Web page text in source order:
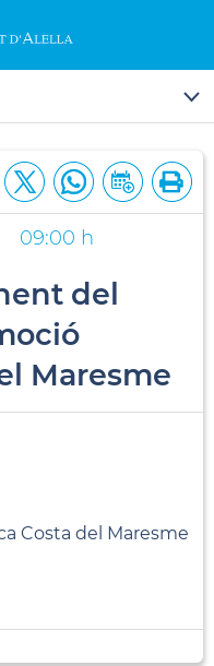
09:00 h
del
Maresme
Costa del Maresme